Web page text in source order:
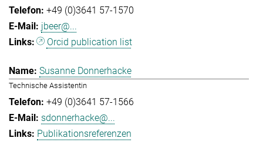
+49 (0)3641 57-1570
jbeer@...
Orcid publication list
Susanne Donnerhacke
Technische Assistentin
+49 (0)3641 57-1566
sdonnerhacke@...
Publikationsreferenzen